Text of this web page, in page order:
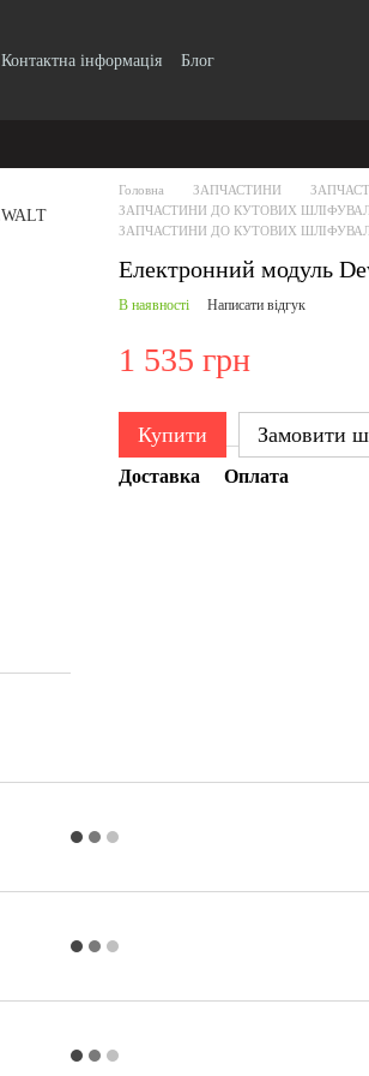
Контактна інформація Блог
Головна ЗАПЧАСТИНИ
ЗАПЧАСТИНИ ДО КУТОВИХ
ЗАПЧАСТИНИ ДО КУТОВИХ
Електронний модуль
В наявності Написати відгук
1 535 грн
Купити Замовити
Доставка Оплата